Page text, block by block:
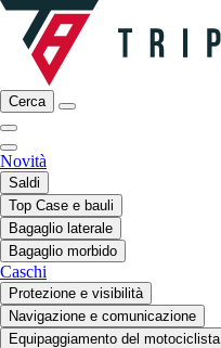
Cerca
Novità
Saldi
Top Case e bauli
Bagaglio laterale
Bagaglio morbido
Caschi
Protezione e visibilità
Navigazione e comunicazione
Equipaggiamento del motociclista